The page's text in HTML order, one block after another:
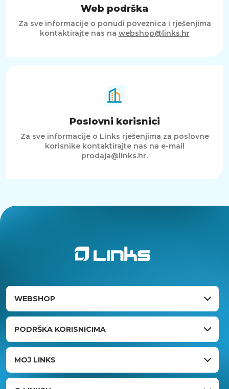
Web podrška
Za sve informacije o ponudi poveznica i rješenjima
kontaktirajte nas na webshop@links.hr
Poslovni korisnici
Za sve informacije o Links rješenjima za poslovne
korisnike kontaktirajte nas na e-mail
prodaja@links.hr.
WEBSHOP
PODRŠKA KORISNICIMA
MOJ LINKS